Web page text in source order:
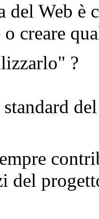
del Web è
creare
?
del